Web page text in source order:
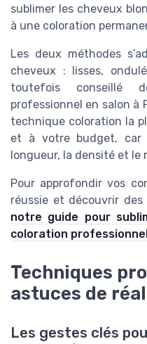
sublimer les cheveux
à une coloration
Les deux méthodes
cheveux : lisses,
toutefois conseillé
professionnel en salon à
technique coloration la
et à votre budget, car
longueur, la densité et
Pour approfondir vos
réussie et découvrir des
notre guide pour
coloration
Techniques
astuces de
Les gestes clés